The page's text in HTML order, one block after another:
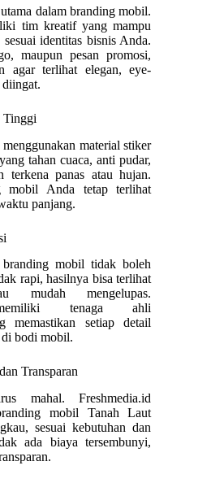
dalam branding mobil.
tim kreatif yang mampu
identitas bisnis Anda.
maupun pesan promosi,
agar terlihat elegan, eye-
Tinggi
material stiker
tahan cuaca, anti pudar,
terkena panas atau hujan.
mobil Anda tetap terlihat
panjang.
branding mobil tidak boleh
rapi, hasilnya bisa terlihat
mudah mengelupas.
tenaga ahli
memastikan setiap detail
di bodi mobil.
Transparan
mahal. Freshmedia.id
mobil Tanah Laut
sesuai kebutuhan dan
ada biaya tersembunyi,